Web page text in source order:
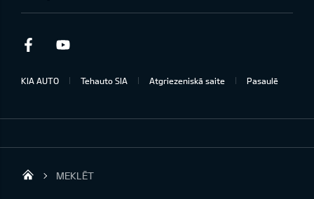
Facebook
KIA AUTO Tehauto SIA Atgriezeniskā saite Pasaulē
Tehauto SIA
MEKLĒT